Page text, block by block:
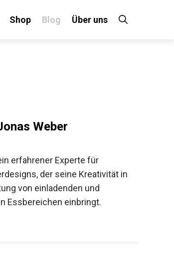
Shop Blog Über uns
Weber
erfahrener Experte für
der seine Kreativität in
von einladenden und
Essbereichen einbringt.